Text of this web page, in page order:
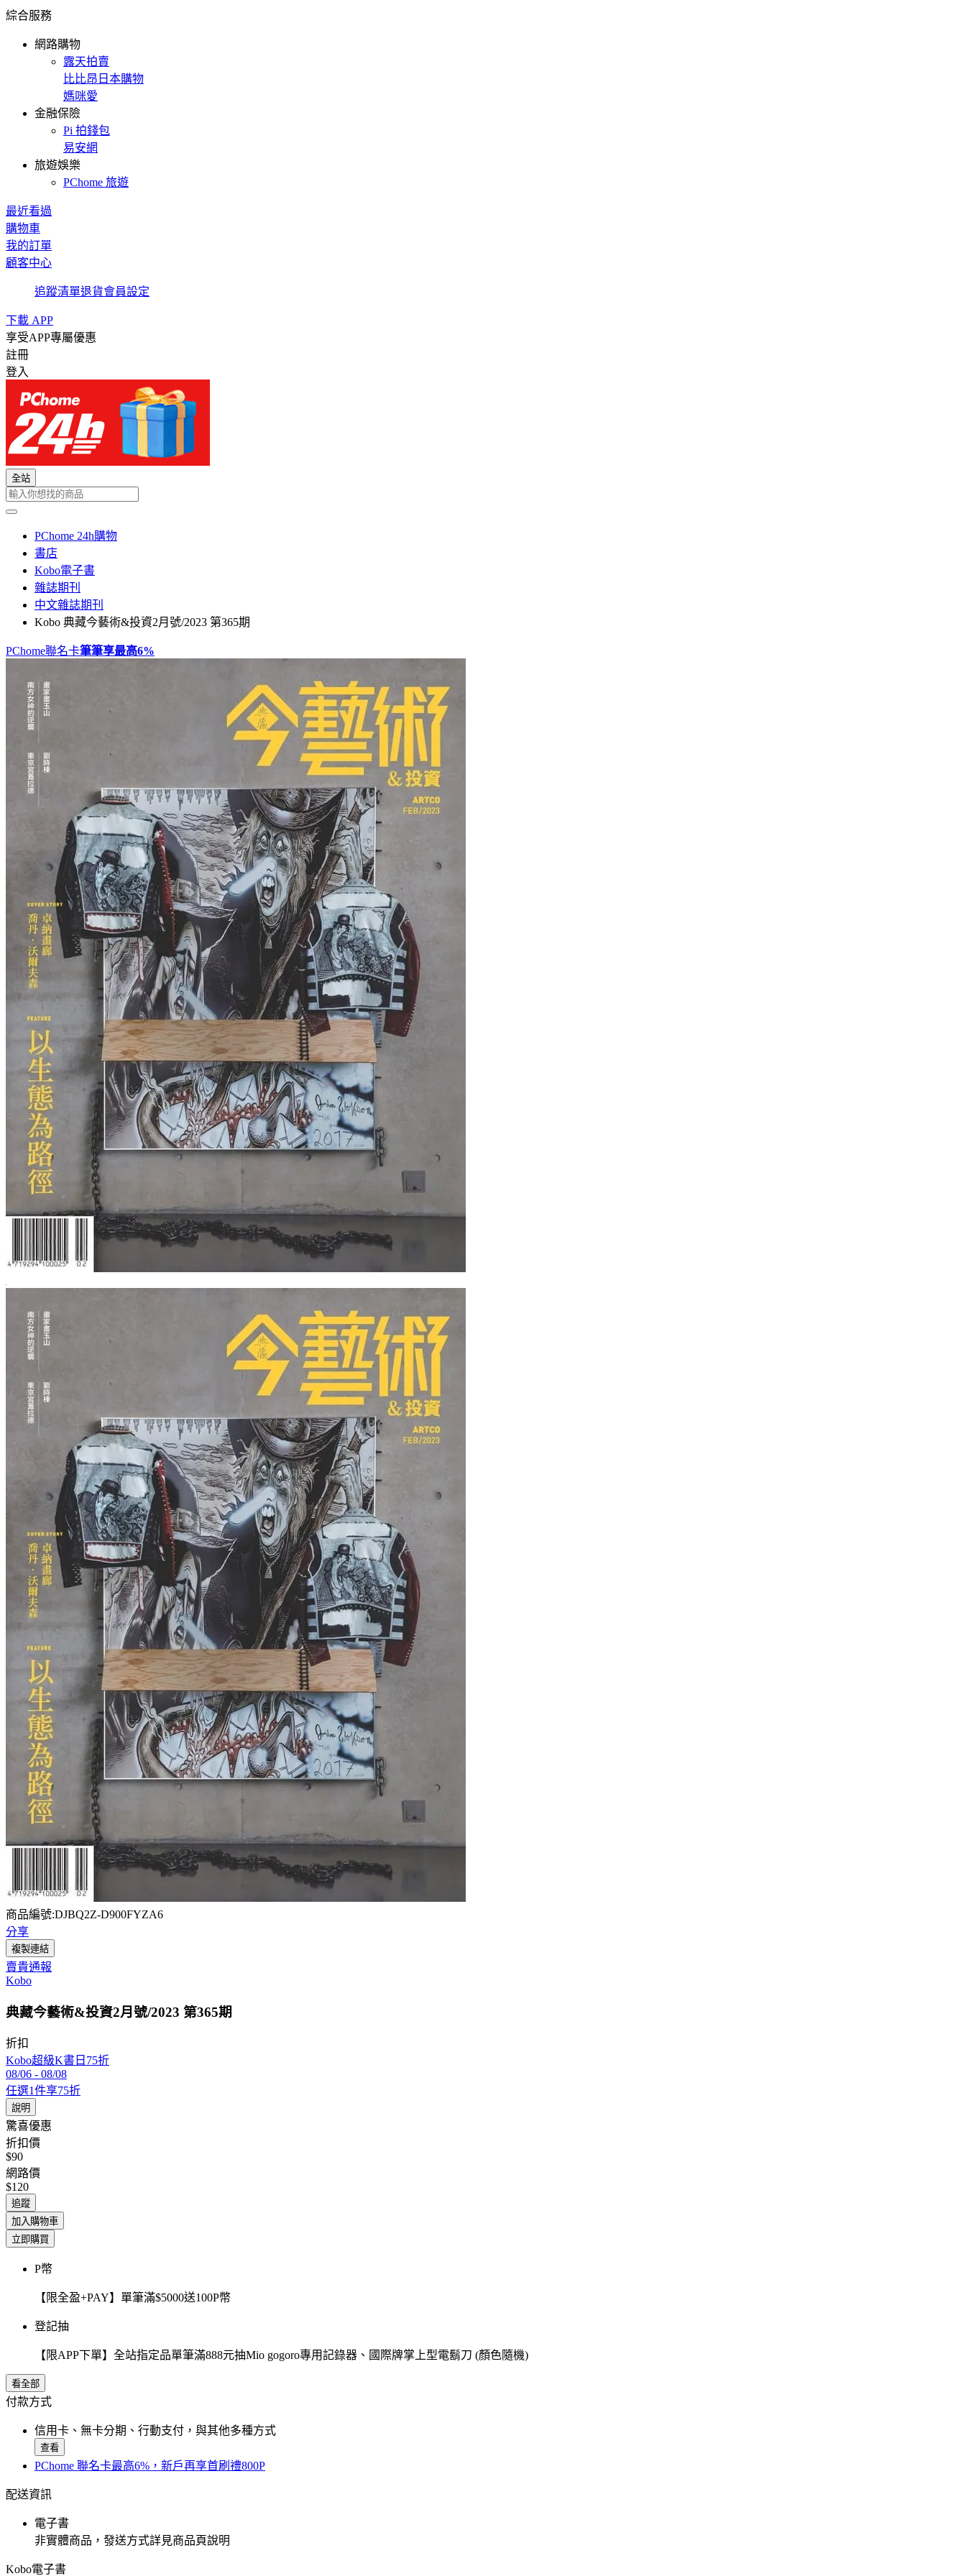
綜合服務
網路購物
露天拍賣
比比昂日本購物
媽咪愛
金融保險
Pi 拍錢包
易安網
旅遊娛樂
PChome 旅遊
最近看過
購物車
我的訂單
顧客中心
追蹤清單退貨會員設定
下載 APP
享受APP專屬優惠
註冊
登入
全站
PChome 24h購物
書店
Kobo電子書
雜誌期刊
中文雜誌期刊
Kobo 典藏今藝術&投資2月號/2023 第365期
PChome聯名卡筆筆享最高6%
商品編號:DJBQ2Z-D900FYZA6
分享
複製連結
賣貴通報
Kobo
典藏今藝術&投資2月號/2023 第365期
折扣
Kobo超級K書日75折
08/06 - 08/08
任選1件享75折
說明
驚喜優惠
折扣價
$90
網路價
$120
追蹤
加入購物車
立即購買
P幣
【限全盈+PAY】單筆滿$5000送100P幣
登記抽
【限APP下單】全站指定品單筆滿888元抽Mio gogoro專用記錄器、國際牌掌上型電鬍刀 (顏色隨機)
看全部
付款方式
信用卡、無卡分期、行動支付，與其他多種方式
查看
PChome 聯名卡最高6%，新戶再享首刷禮800P
配送資訊
電子書
非實體商品，發送方式詳見商品頁說明
Kobo電子書